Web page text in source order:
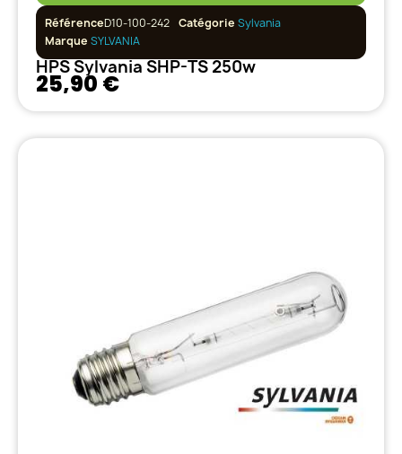
RéférenceD10-100-242 Catégorie Sylvania
Marque SYLVANIA
HPS Sylvania SHP-TS 250w
25,90 €